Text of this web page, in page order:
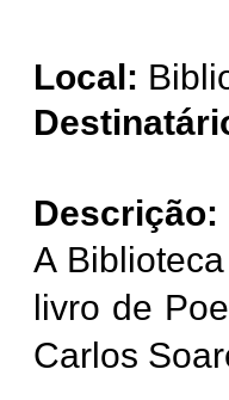
Local:
Descrição:
A
livro de
Carlos